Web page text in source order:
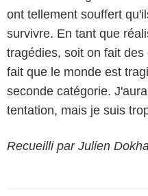
ont tellement souffert
survivre. En tant que
tragédies, soit on fait
fait que le monde est
seconde catégorie.
tentation, mais je suis
Recueilli par Julien